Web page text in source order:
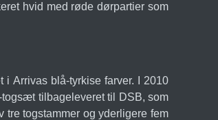
hvid med røde dørpartier som
Arrivas blå-tyrkise farver. I 2010
tilbageleveret til DSB, som
togstammer og yderligere fem